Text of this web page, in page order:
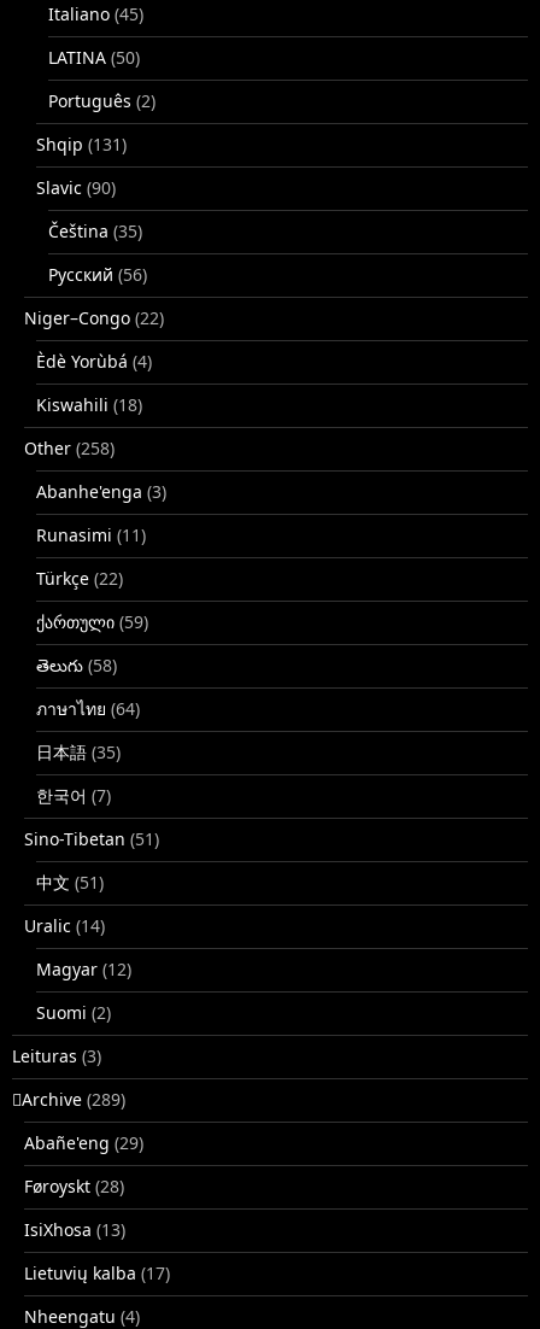
Italiano (45)
LATINA (50)
Português (2)
Shqip (131)
Slavic (90)
Čeština (35)
Русский (56)
Niger–Congo (22)
Èdè Yorùbá (4)
Kiswahili (18)
Other (258)
Abanhe'enga (3)
Runasimi (11)
Türkçe (22)
ქართული (59)
తెలుగు (58)
ภาษาไทย (64)
日本語 (35)
한국어 (7)
Sino-Tibetan (51)
中文 (51)
Uralic (14)
Magyar (12)
Suomi (2)
Leituras (3)
􏿽Archive (289)
Abañe'eng (29)
Føroyskt (28)
IsiXhosa (13)
Lietuvių kalba (17)
Nheengatu (4)